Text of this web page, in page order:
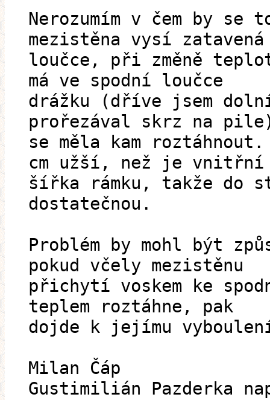
Nerozumím v čem by
mezistěna vysí
loučce, při změně
má ve spodní loučce
drážku (dříve jsem
prořezával skrz na
se měla kam
cm užší, než je vnitřní
šířka rámku, takže do
dostatečnou.
Problém by mohl být
pokud včely mezistěnu
přichytí voskem ke
teplem roztáhne, pak
dojde k jejímu
Milan Čáp
Gustimilián Pazderka